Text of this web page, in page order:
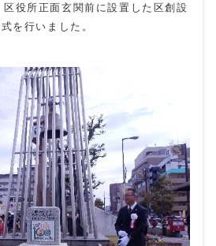
役所正面玄関前に設置した区創設
を行いました。